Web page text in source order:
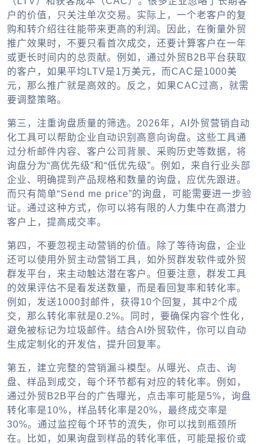
户的价值，只关注单次交易。实际上，一个老客户的复
购和转介绍往往能带来更高的利润。因此，在衡量外贸
推广效果时，不要只看首次成交，还要计算客户在一年
或更长时间内的总贡献。例如，通过外贸B2B平台获取
的客户，如果平均LTV是1万美元，而CAC是1000美
元，那么推广就是高效的。反之，如果CAC过高，就需
要调整策略。
第三，注重询盘质量的筛选。2026年，AI外贸营销自动
化工具可以帮助企业自动识别高意向询盘。这些工具通
过分析邮件内容、客户公司背景、采购历史等数据，将
询盘分为“高优先级”和“低优先级”。例如，来自行业头部
企业、明确提到产品规格和数量的询盘，应优先跟进。
而只有简单“Send me price”的询盘，可能需要进一步验
证。通过这种方式，你可以将有限的人力集中在高潜力
客户上，提高成交率。
第四，不要忽视主动营销的价值。除了等待询盘，企业
还可以使用外贸主动营销工具，如外贸群发软件或外贸
群发平台，来主动触达潜在客户。但要注意，群发工具
的效果评估不是看发送数量，而是看回复率和转化率。
例如，发送1000封邮件，获得10个回复，其中2个成
交，那么转化率就是0.2%。同时，要确保内容个性化，
避免被标记为垃圾邮件。结合AI外贸软件，你可以自动
生成定制化的开发信，提升回复率。
第五，建立完整的营销漏斗模型。从曝光、点击、询
盘、样品到成交，每个环节都有对应的转化率。例如，
通过外贸B2B平台的广告曝光，点击率可能是5%，询盘
转化率是10%，样品转化率是20%，最终成交率是
30%。通过监控每个环节的流失，你可以找到瓶颈所
在。比如，如果询盘到样品的转化率低，可能是报价或